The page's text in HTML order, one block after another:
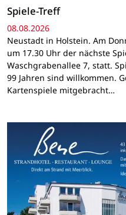
Spiele-Treff
08.08.2026
Neustadt in Holstein. Am
um 17.30 Uhr der nächste
Waschgrabenallee 7, statt.
99 Jahren sind willkommen.
Kartenspiele mitgebracht…